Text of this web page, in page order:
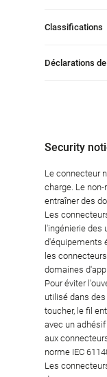
Classifications
Déclarations
Security
Le connecteur
charge. Le
entraîner des
Les
l'ingénierie des
d'équipements
les
domaines
Pour éviter
utilisé dans
toucher, le fil
avec un
aux
norme IEC
Les